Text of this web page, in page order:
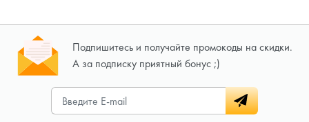
Подпишитесь и получайте промокоды на скидки.
А за подписку приятный бонус ;)